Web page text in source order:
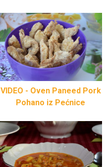
VIDEO - Oven Paneed Pork
Pohano iz Pećnice